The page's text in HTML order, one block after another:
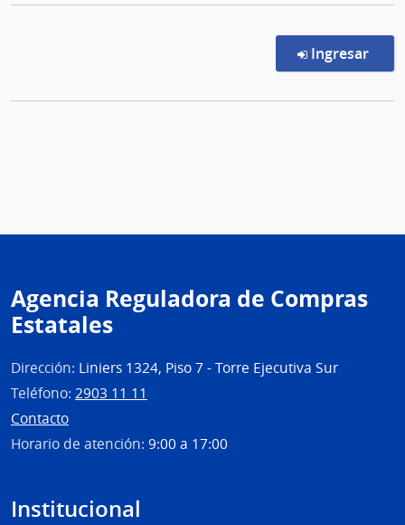
Ingresar
Agencia Reguladora de Compras
Estatales
Dirección: Liniers 1324, Piso 7 - Torre Ejecutiva Sur
Teléfono: 2903 11 11
Contacto
Horario de atención: 9:00 a 17:00
Institucional